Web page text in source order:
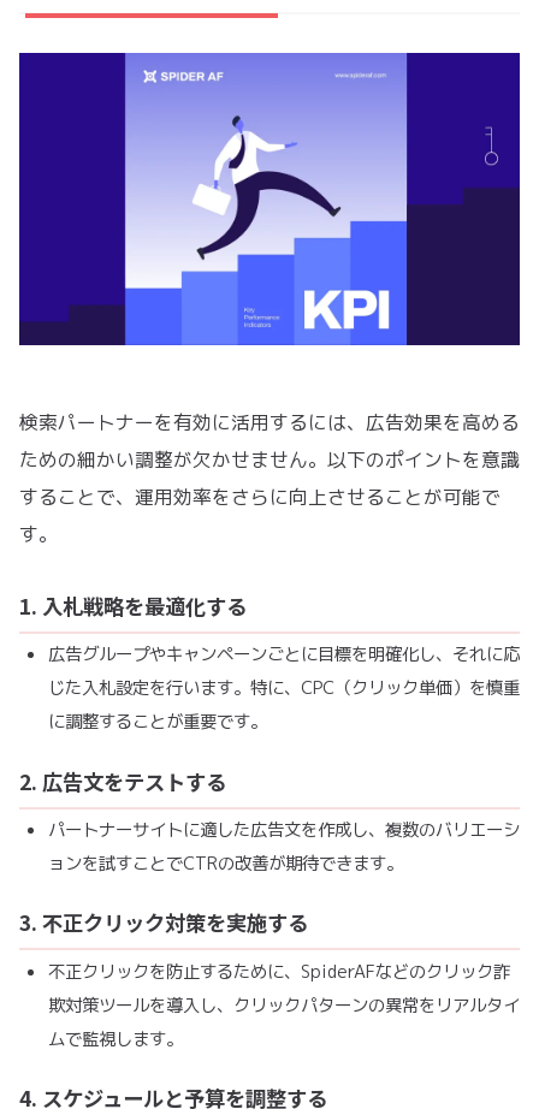
検索パートナーを有効に活用するには、広告効果を高める
ための細かい調整が欠かせません。以下のポイントを意識
することで、運用効率をさらに向上させることが可能で
す。
1. 入札戦略を最適化する
広告グループやキャンペーンごとに目標を明確化し、それに応
じた入札設定を行います。特に、CPC（クリック単価）を慎重
に調整することが重要です。
2. 広告文をテストする
パートナーサイトに適した広告文を作成し、複数のバリエーシ
ョンを試すことでCTRの改善が期待できます。
3. 不正クリック対策を実施する
不正クリックを防止するために、SpiderAFなどのクリック詐
欺対策ツールを導入し、クリックパターンの異常をリアルタイ
ムで監視します。
4. スケジュールと予算を調整する